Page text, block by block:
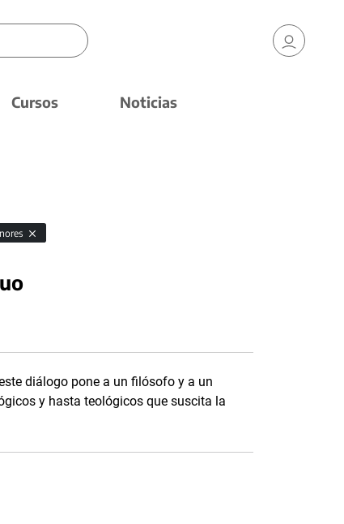
Cursos Noticias
diálogo pone a un filósofo y a un
y hasta teológicos que suscita la